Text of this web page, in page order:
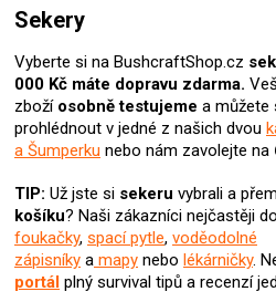
d
a
c
í
p
r
v
k
y
v
ý
p
Sekery
Vyberte si na BushcraftShop.cz
000 Kč máte dopravu zdarma.
zboží osobně testujeme a můžete
prohlédnout v jedné z našich dvou
a Šumperku nebo nám zavolejte na
TIP: Už jste si sekeru vybrali a
košíku? Naši zákazníci nejčastěji
foukačky, spací pytle, voděodolné
zápisníky a mapy nebo lékárničky.
portál plný survival tipů a recenzí